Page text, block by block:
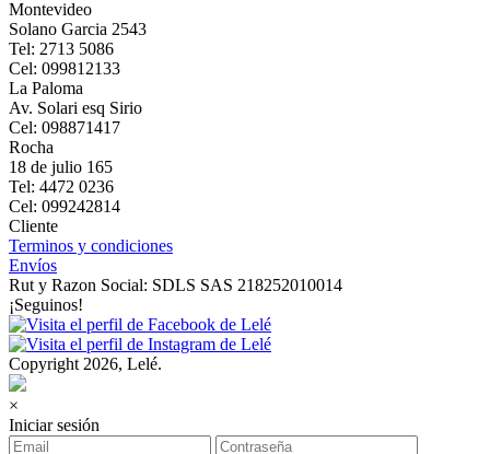
Montevideo
Solano Garcia 2543
Tel: 2713 5086
Cel: 099812133
La Paloma
Av. Solari esq Sirio
Cel: 098871417
Rocha
18 de julio 165
Tel: 4472 0236
Cel: 099242814
Cliente
Terminos y condiciones
Envíos
Rut y Razon Social: SDLS SAS 218252010014
¡Seguinos!
Copyright 2026, Lelé.
×
Iniciar sesión